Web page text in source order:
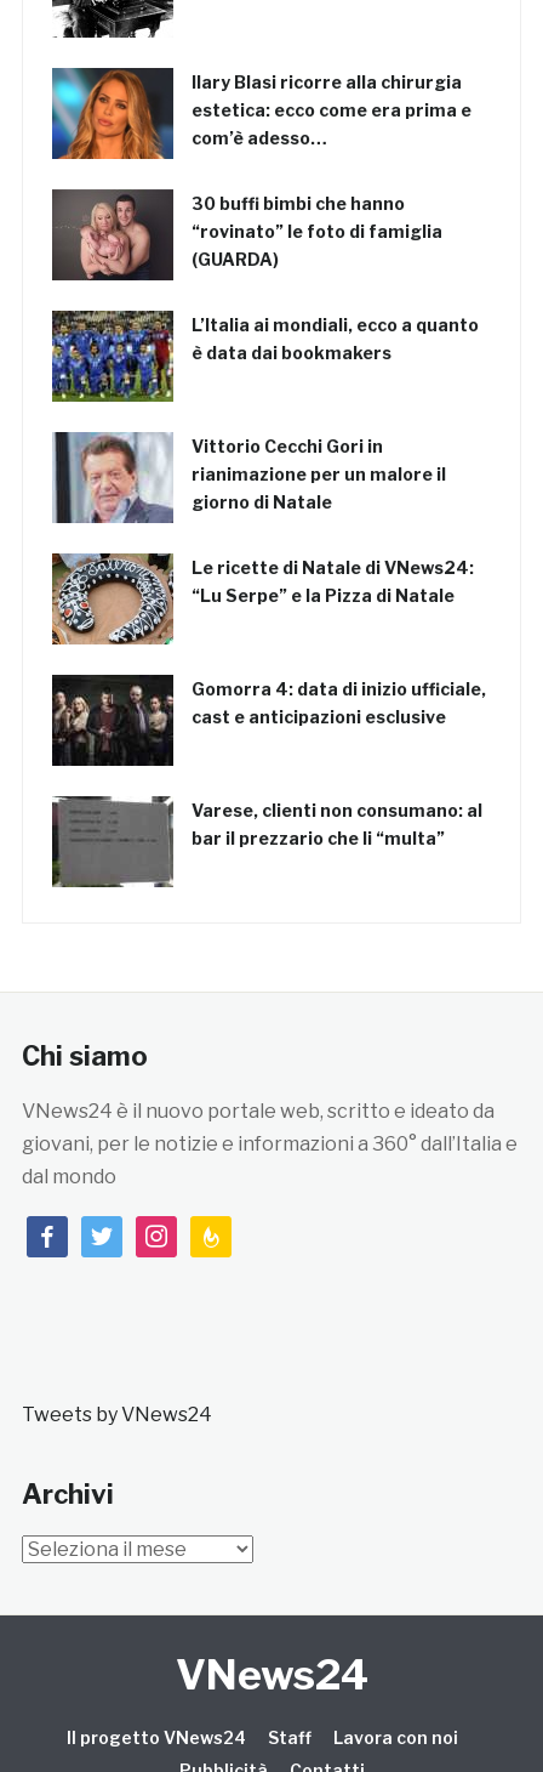
Ilary Blasi ricorre alla chirurgia
estetica: ecco come era prima e
com’è adesso…
30 buffi bimbi che hanno
“rovinato” le foto di famiglia
(GUARDA)
L’Italia ai mondiali, ecco a quanto
è data dai bookmakers
Vittorio Cecchi Gori in
rianimazione per un malore il
giorno di Natale
Le ricette di Natale di VNews24:
“Lu Serpe” e la Pizza di Natale
Gomorra 4: data di inizio ufficiale,
cast e anticipazioni esclusive
Varese, clienti non consumano: al
bar il prezzario che li “multa”
Chi siamo
VNews24 è il nuovo portale web, scritto e ideato da
giovani, per le notizie e informazioni a 360° dall’Italia e
dal mondo
facebooktwitterinstagramfeedburner
Tweets by VNews24
Archivi
Archivi
VNews24
Il progetto VNews24 Staff
Lavora con noi